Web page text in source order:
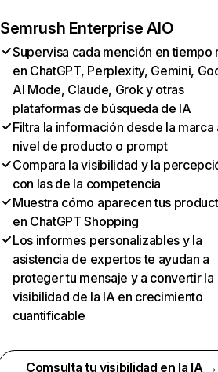
Semrush Enterprise AIO
Supervisa cada mención en tiempo
en ChatGPT, Perplexity, Gemini,
AI Mode, Claude, Grok y otras
plataformas de búsqueda de IA
Filtra la información desde la marca
nivel de producto o prompt
Compara la visibilidad y la
con las de la competencia
Muestra cómo aparecen tus
en ChatGPT Shopping
Los informes personalizables y la
asistencia de expertos te ayudan a
proteger tu mensaje y a convertir la
visibilidad de la IA en crecimiento
cuantificable
Comsulta tu visibilidad en la IA →